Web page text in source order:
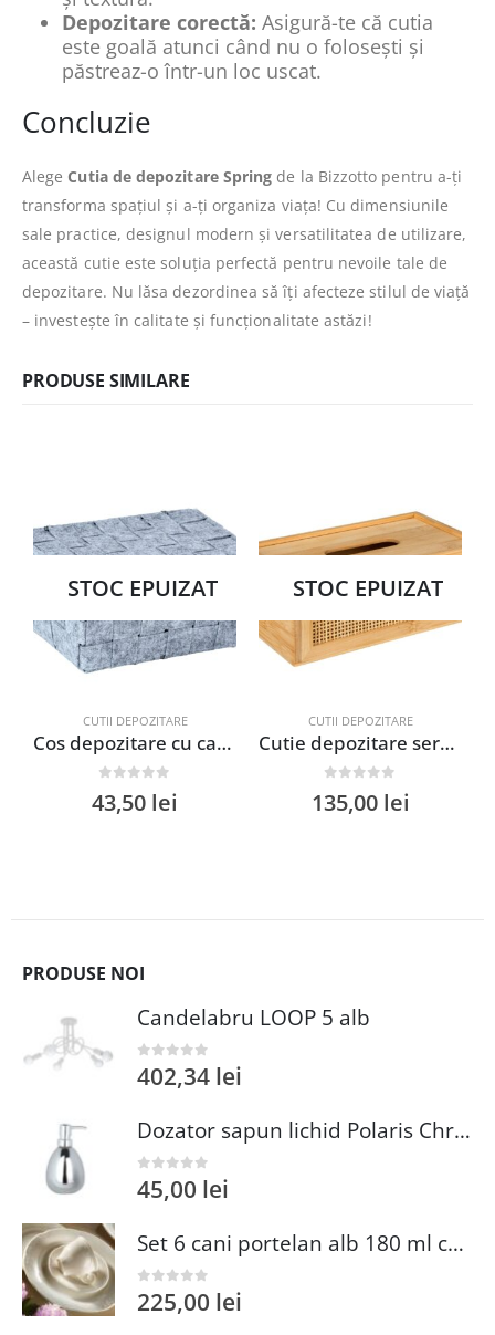
Depozitare corectă: Asigură-te că cutia
este goală atunci când nu o folosești și
păstreaz-o într-un loc uscat.
Concluzie
Alege Cutia de depozitare Spring de la Bizzotto pentru a-ți
transforma spațiul și a-ți organiza viața! Cu dimensiunile
sale practice, designul modern și versatilitatea de utilizare,
această cutie este soluția perfectă pentru nevoile tale de
depozitare. Nu lăsa dezordinea să îți afecteze stilul de viață
– investește în calitate și funcționalitate astăzi!
PRODUSE SIMILARE
STOC EPUIZAT
CUTII DEPOZITARE
Cos depozitare cu capac Wenko Adria Feltro mini long gri 19 x 9.4 x 14 cm poliester
43,50 lei
STOC EPUIZAT
CUTII DEPOZITARE
Cutie depozitare servetele 25x10x13 cm bambus ratan natural Wenko Allegre pentru organizare casa
135,00 lei
PRODUSE NOI
Candelabru LOOP 5 alb
0out of 5
402,34 lei
Dozator sapun lichid Polaris Chrome argintiu ceramica 9.4 x 16.5 x 10 cm accesorii baie moderne
0out of 5
45,00 lei
Set 6 cani portelan alb 180 ml cu 6 farfurii 12 cm Kutahya Porselen compatibil masina de spalat vase
0 out of 5
225,00 lei